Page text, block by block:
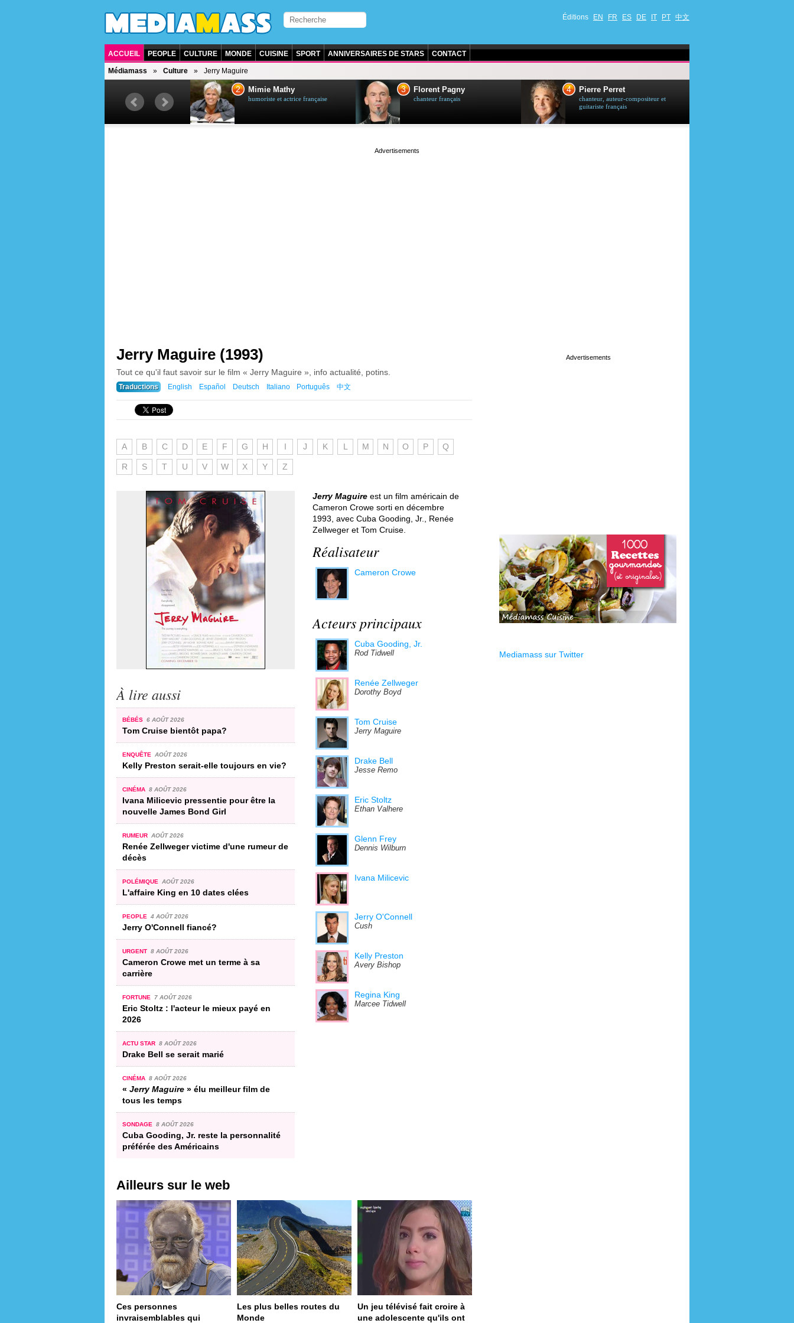
Éditions EN FR ES DE IT PT 中文
ACCUEIL PEOPLE CULTURE MONDE CUISINE SPORT ANNIVERSAIRES DE STARS CONTACT
Médiamass Culture Jerry Maguire
chanteuse québécoise
2 Mimie Mathy
humoriste et actrice française
3 Florent Pagny
chanteur français
4 Pierre Perret
chanteur, auteur-compositeur et
guitariste français
Jerry Maguire (1993)
Tout ce qu'il faut savoir sur le film « Jerry Maguire », info actualité, potins.
Traductions English Español Deutsch Italiano Português 中文
A B C D E F G H I J K L M N O P Q
R S T U V W X Y Z
À lire aussi
BÉBÉS 6 AOÛT 2026
Tom Cruise bientôt papa?
ENQUÊTE AOÛT 2026
Kelly Preston serait-elle toujours en vie?
CINÉMA 8 AOÛT 2026
Ivana Milicevic pressentie pour être la
nouvelle James Bond Girl
RUMEUR AOÛT 2026
Renée Zellweger victime d'une rumeur de
décès
POLÉMIQUE AOÛT 2026
L'affaire King en 10 dates clées
PEOPLE 4 AOÛT 2026
Jerry O'Connell fiancé?
URGENT 8 AOÛT 2026
Cameron Crowe met un terme à sa
carrière
FORTUNE 7 AOÛT 2026
Eric Stoltz : l'acteur le mieux payé en
2026
ACTU STAR 8 AOÛT 2026
Drake Bell se serait marié
CINÉMA 8 AOÛT 2026
« Jerry Maguire » élu meilleur film de
tous les temps
SONDAGE 8 AOÛT 2026
Cuba Gooding, Jr. reste la personnalité
préférée des Américains
Jerry Maguire est un film américain de
Cameron Crowe sorti en décembre
1993, avec Cuba Gooding, Jr., Renée
Zellweger et Tom Cruise.
Réalisateur
Cameron Crowe
Acteurs principaux
Cuba Gooding, Jr.
Rod Tidwell
Renée Zellweger
Dorothy Boyd
Tom Cruise
Jerry Maguire
Drake Bell
Jesse Remo
Eric Stoltz
Ethan Valhere
Glenn Frey
Dennis Wilburn
Ivana Milicevic
Jerry O'Connell
Cush
Kelly Preston
Avery Bishop
Regina King
Marcee Tidwell
Ailleurs sur le web
Ces personnes
invraisemblables qui
Les plus belles routes du
Monde
Un jeu télévisé fait croire à
une adolescente qu'ils ont
Mediamass sur Twitter